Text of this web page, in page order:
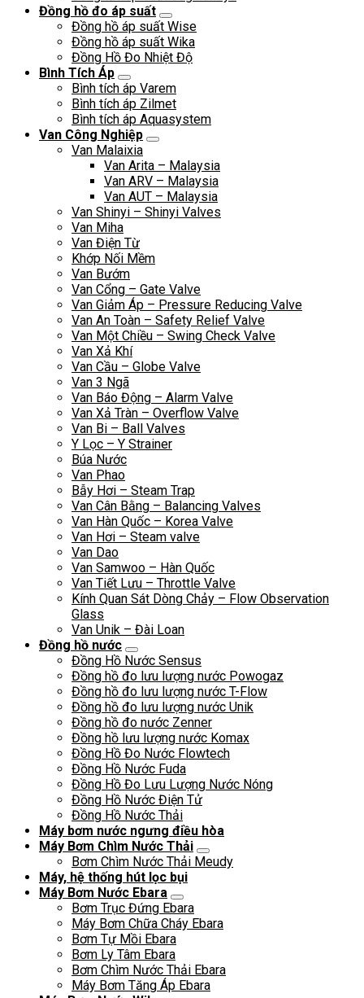
Đồng hồ đo áp suất
Đồng hồ áp suất Wise
Đồng hồ áp suất Wika
Đồng Hồ Đo Nhiệt Độ
Bình Tích Áp
Bình tích áp Varem
Bình tích áp Zilmet
Bình tích áp Aquasystem
Van Công Nghiệp
Van Malaixia
Van Arita – Malaysia
Van ARV – Malaysia
Van AUT – Malaysia
Van Shinyi – Shinyi Valves
Van Miha
Van Điện Từ
Khớp Nối Mềm
Van Bướm
Van Cổng – Gate Valve
Van Giảm Áp – Pressure Reducing Valve
Van An Toàn – Safety Relief Valve
Van Một Chiều – Swing Check Valve
Van Xả Khí
Van Cầu – Globe Valve
Van 3 Ngã
Van Báo Động – Alarm Valve
Van Xả Tràn – Overflow Valve
Van Bi – Ball Valves
Y Lọc – Y Strainer
Búa Nước
Van Phao
Bẫy Hơi – Steam Trap
Van Cân Bằng – Balancing Valves
Van Hàn Quốc – Korea Valve
Van Hơi – Steam valve
Van Dao
Van Samwoo – Hàn Quốc
Van Tiết Lưu – Throttle Valve
Kính Quan Sát Dòng Chảy – Flow Observation
Glass
Van Unik – Đài Loan
Đồng hồ nước
Đồng Hồ Nước Sensus
Đồng hồ đo lưu lượng nước Powogaz
Đồng hồ đo lưu lượng nước T-Flow
Đồng hồ đo lưu lượng nước Unik
Đồng hồ đo nước Zenner
Đồng hồ lưu lượng nước Komax
Đồng Hồ Đo Nước Flowtech
Đồng Hồ Nước Fuda
Đồng Hồ Đo Lưu Lượng Nước Nóng
Đồng Hồ Nước Điện Tử
Đồng Hồ Nước Thải
Máy bơm nước ngưng điều hòa
Máy Bơm Chìm Nước Thải
Bơm Chìm Nước Thải Meudy
Máy, hệ thống hút lọc bụi
Máy Bơm Nước Ebara
Bơm Trục Đứng Ebara
Máy Bơm Chữa Cháy Ebara
Bơm Tự Mồi Ebara
Bơm Ly Tâm Ebara
Bơm Chìm Nước Thải Ebara
Máy Bơm Tăng Áp Ebara